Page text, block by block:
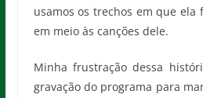
usamos os trechos em que ela
em meio às canções dele.
Minha frustração dessa
gravação do programa para